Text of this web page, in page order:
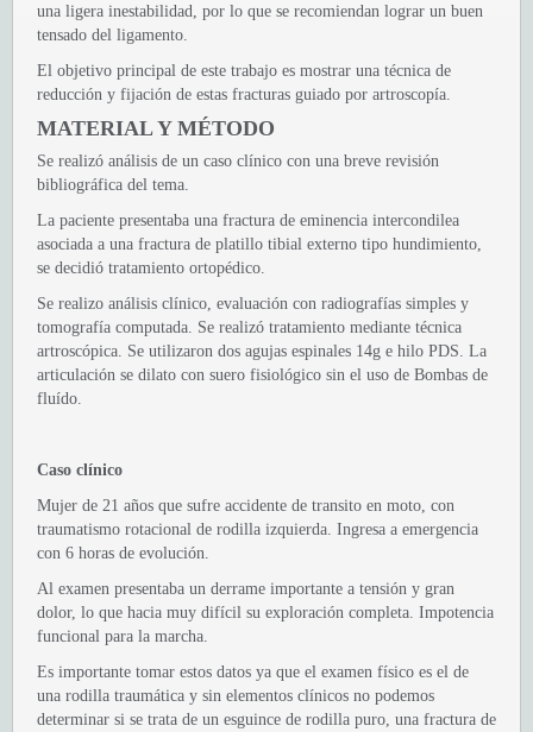
una ligera inestabilidad, por lo que se recomiendan lograr un buen
tensado del ligamento.
El objetivo principal de este trabajo es mostrar una técnica de
reducción y fijación de estas fracturas guiado por artroscopía.
MATERIAL Y MÉTODO
Se realizó análisis de un caso clínico con una breve revisión
bibliográfica del tema.
La paciente presentaba una fractura de eminencia intercondilea
asociada a una fractura de platillo tibial externo tipo hundimiento,
se decidió tratamiento ortopédico.
Se realizo análisis clínico, evaluación con radiografías simples y
tomografía computada. Se realizó tratamiento mediante técnica
artroscópica. Se utilizaron dos agujas espinales 14g e hilo PDS. La
articulación se dilato con suero fisiológico sin el uso de Bombas de
fluído.
Caso clínico
Mujer de 21 años que sufre accidente de transito en moto, con
traumatismo rotacional de rodilla izquierda. Ingresa a emergencia
con 6 horas de evolución.
Al examen presentaba un derrame importante a tensión y gran
dolor, lo que hacia muy difícil su exploración completa. Impotencia
funcional para la marcha.
Es importante tomar estos datos ya que el examen físico es el de
una rodilla traumática y sin elementos clínicos no podemos
determinar si se trata de un esguince de rodilla puro, una fractura de